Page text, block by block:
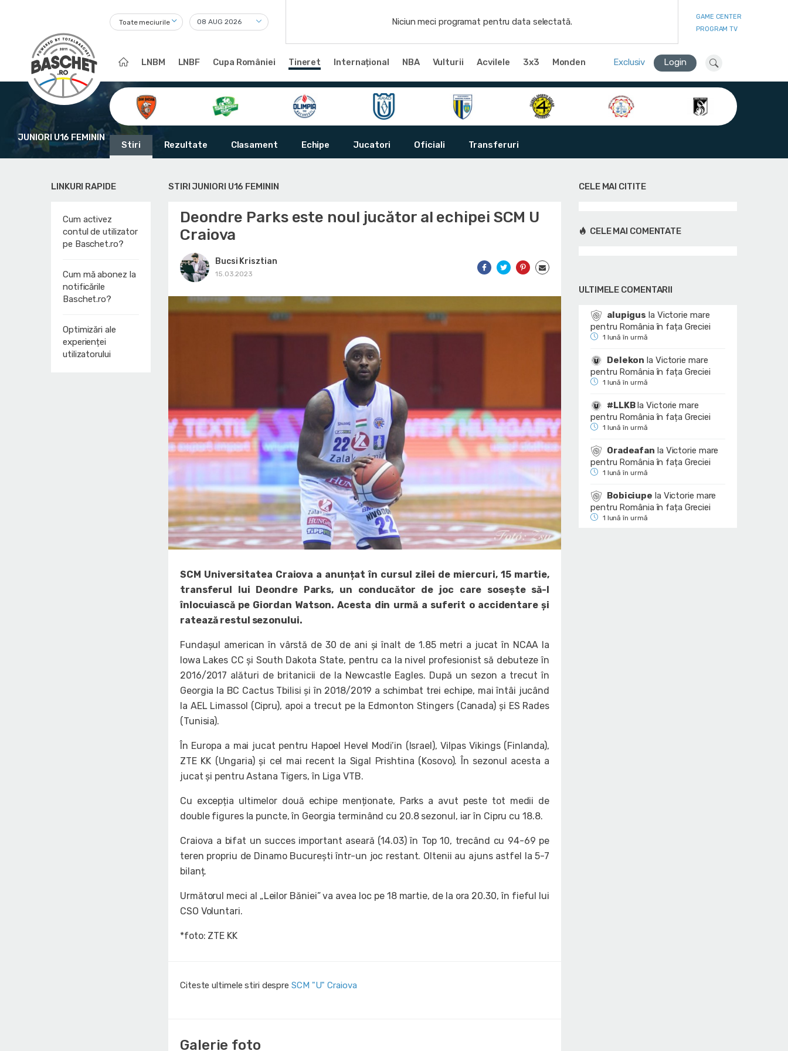
Toate meciurile Niciun meci programat pentru data selectată.
GAME CENTER
PROGRAM TV
LNBM LNBF Cupa României Tineret Internațional NBA Vulturii Acvilele 3x3 Monden Exclusiv Login
JUNIORI U16 FEMININ
Stiri Rezultate Clasament Echipe Jucatori Oficiali Transferuri
LINKURI RAPIDE
Cum activez
contul de utilizator
pe Baschet.ro?
Cum mă abonez la
notificările
Baschet.ro?
Optimizări ale
experienței
utilizatorului
STIRI JUNIORI U16 FEMININ
Deondre Parks este noul jucător al echipei SCM U
Craiova
Bucsi Krisztian
15.03.2023
SCM Universitatea Craiova a anunțat în cursul zilei de miercuri, 15 martie,
transferul lui Deondre Parks, un conducător de joc care sosește să-l
înlocuiască pe Giordan Watson. Acesta din urmă a suferit o accidentare și
ratează restul sezonului.
Fundașul american în vârstă de 30 de ani și înalt de 1.85 metri a jucat în NCAA la
Iowa Lakes CC și South Dakota State, pentru ca la nivel profesionist să debuteze în
2016/2017 alături de britanicii de la Newcastle Eagles. După un sezon a trecut în
Georgia la BC Cactus Tbilisi și în 2018/2019 a schimbat trei echipe, mai întâi jucând
la AEL Limassol (Cipru), apoi a trecut pe la Edmonton Stingers (Canada) și ES Rades
(Tunisia).
În Europa a mai jucat pentru Hapoel Hevel Modi’in (Israel), Vilpas Vikings (Finlanda),
ZTE KK (Ungaria) și cel mai recent la Sigal Prishtina (Kosovo). În sezonul acesta a
jucat și pentru Astana Tigers, în Liga VTB.
Cu excepția ultimelor două echipe menționate, Parks a avut peste tot medii de
double figures la puncte, în Georgia terminând cu 20.8 sezonul, iar în Cipru cu 18.8.
Craiova a bifat un succes important aseară (14.03) în Top 10, trecând cu 94-69 pe
teren propriu de Dinamo București într-un joc restant. Oltenii au ajuns astfel la 5-7
bilanț.
Următorul meci al „Leilor Băniei” va avea loc pe 18 martie, de la ora 20.30, în fieful lui
CSO Voluntari.
*foto: ZTE KK
Citeste ultimele stiri despre SCM "U" Craiova
Galerie foto
CELE MAI CITITE
CELE MAI COMENTATE
ULTIMELE COMENTARII
alupigus la Victorie mare
pentru România în fața Greciei
1 lună în urmă
Delekon la Victorie mare
pentru România în fața Greciei
1 lună în urmă
#LLKBlaVictorie mare
pentru România în fața Greciei
1 lună în urmă
Oradeafan la Victorie mare
pentru România în fața Greciei
1 lună în urmă
Bobiciupe la Victorie mare
pentru România în fața Greciei
1 lună în urmă